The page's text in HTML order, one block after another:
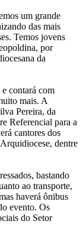
um grande
das mais
Temos jovens
por
da
contará com
mais. A
Pereira, da
Referencial para a
cantores dos
dentre
bastando
ao transporte,
haverá ônibus
evento. Os
do Setor